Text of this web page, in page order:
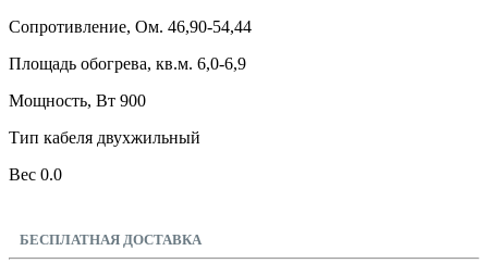
Сопротивление, Ом. 46,90-54,44
Площадь обогрева, кв.м. 6,0-6,9
Мощность, Вт 900
Тип кабеля двухжильный
Вес 0.0
БЕСПЛАТНАЯ ДОСТАВКА